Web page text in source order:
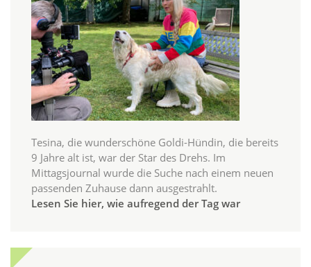
Tesina, die wunderschöne Goldi-Hündin, die bereits
9 Jahre alt ist, war der Star des Drehs. Im
Mittagsjournal wurde die Suche nach einem neuen
passenden Zuhause dann ausgestrahlt.
Lesen Sie hier, wie aufregend der Tag war